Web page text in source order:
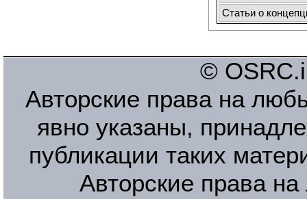
Статьи о
©
Авторские права на
явно указаны,
публикации таких
Авторские права